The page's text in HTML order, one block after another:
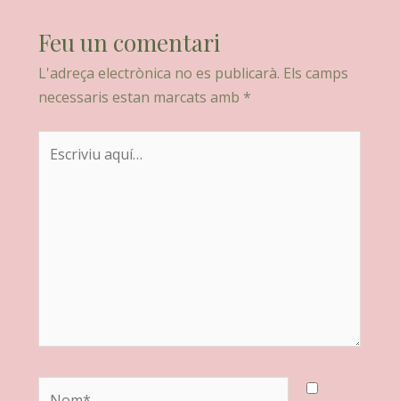
Feu un comentari
L'adreça electrònica no es publicarà. Els camps
necessaris estan marcats amb *
aquí…